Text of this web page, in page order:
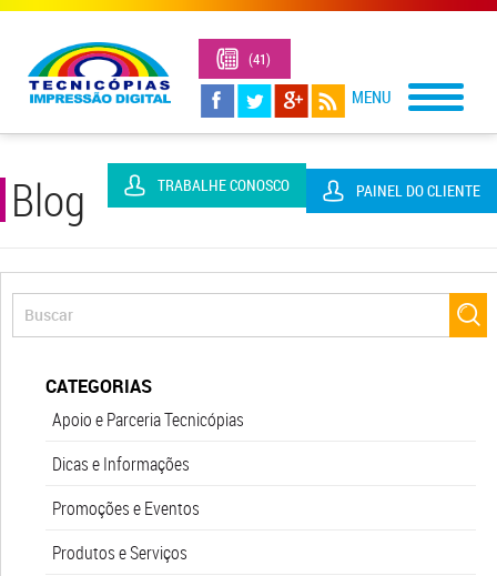
(41)
3323-
1305
PAINEL DO CLIENTE
TRABALHE CONOSCO
Blog
CATEGORIAS
Apoio e Parceria Tecnicópias
Dicas e Informações
Promoções e Eventos
Produtos e Serviços